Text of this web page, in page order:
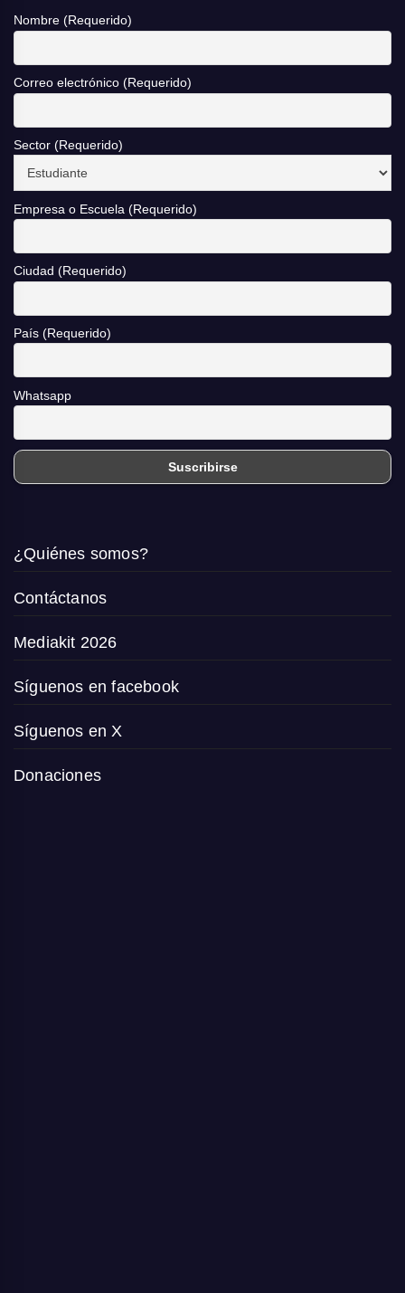
Nombre (Requerido)
Correo electrónico (Requerido)
Sector (Requerido)
Empresa o Escuela (Requerido)
Ciudad (Requerido)
País (Requerido)
Whatsapp
¿Quiénes somos?
Contáctanos
Mediakit 2026
Síguenos en facebook
Síguenos en X
Donaciones